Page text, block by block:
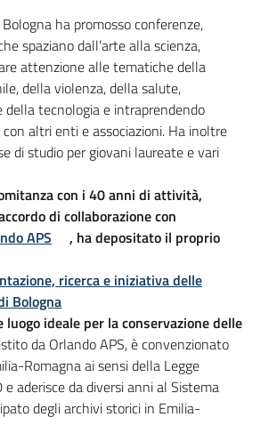
ha promosso conferenze,
spaziano dall’arte alla scienza,
attenzione alle tematiche della
della violenza, della salute,
della tecnologia e intraprendendo
altri enti e associazioni. Ha inoltre
di studio per giovani laureate e vari
con i 40 anni di attività,
di collaborazione con
APS
, ha depositato il proprio
ricerca e iniziativa delle
Bologna
ideale per la conservazione delle
da Orlando APS, è convenzionato
Romagna ai sensi della Legge
aderisce da diversi anni al Sistema
degli archivi storici in Emilia-